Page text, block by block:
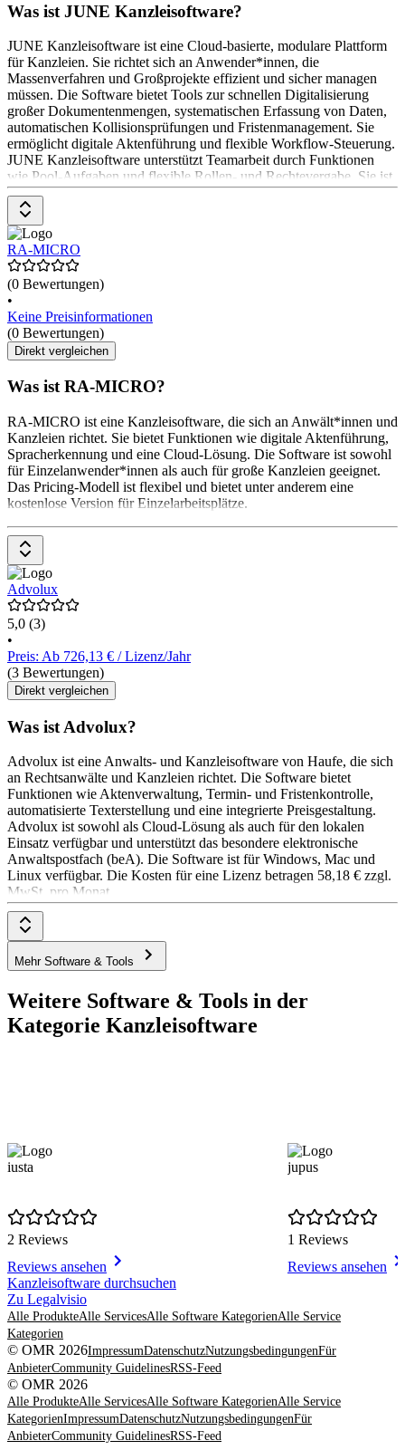
Was ist JUNE Kanzleisoftware?
JUNE Kanzleisoftware ist eine Cloud-basierte, modulare Plattform
für Kanzleien. Sie richtet sich an Anwender*innen, die
Massenverfahren und Großprojekte effizient und sicher managen
müssen. Die Software bietet Tools zur schnellen Digitalisierung
großer Dokumentenmengen, systematischen Erfassung von Daten,
automatischen Kollisionsprüfungen und Fristenmanagement. Sie
ermöglicht digitale Aktenführung und flexible Workflow-Steuerung.
JUNE Kanzleisoftware unterstützt Teamarbeit durch Funktionen
wie Pool-Aufgaben und flexible Rollen- und Rechtevergabe. Sie ist
auf jedem Endgerät nutzbar und kann mit anderen Software-
Lösungen verbunden werden. Die Preisgestaltung ist auf Anfrage
erhältlich.
RA-MICRO
(0 Bewertungen)
•
Keine Preisinformationen
(0 Bewertungen)
Direkt vergleichen
Was ist RA-MICRO?
RA-MICRO ist eine Kanzleisoftware, die sich an Anwält*innen und
Kanzleien richtet. Sie bietet Funktionen wie digitale Aktenführung,
Spracherkennung und eine Cloud-Lösung. Die Software ist sowohl
für Einzelanwender*innen als auch für große Kanzleien geeignet.
Das Pricing-Modell ist flexibel und bietet unter anderem eine
kostenlose Version für Einzelarbeitsplätze.
Advolux
5,0 (3)
•
Preis: Ab 726,13 € / Lizenz/Jahr
(3 Bewertungen)
Direkt vergleichen
Was ist Advolux?
Advolux ist eine Anwalts- und Kanzleisoftware von Haufe, die sich
an Rechtsanwälte und Kanzleien richtet. Die Software bietet
Funktionen wie Aktenverwaltung, Termin- und Fristenkontrolle,
automatisierte Texterstellung und eine integrierte Preisgestaltung.
Advolux ist sowohl als Cloud-Lösung als auch für den lokalen
Einsatz verfügbar und unterstützt das besondere elektronische
Anwaltspostfach (beA). Die Software ist für Windows, Mac und
Linux verfügbar. Die Kosten für eine Lizenz betragen 58,18 € zzgl.
MwSt. pro Monat.
Mehr Software & Tools
Weitere Software & Tools in der
Kategorie Kanzleisoftware
iusta
2 Reviews
Reviews ansehen
jupus
1 Reviews
Reviews ansehen
Item
1
of
8
Kanzleisoftware durchsuchen
Zu Legalvisio
Alle ProdukteAlle ServicesAlle Software KategorienAlle Service
Kategorien
© OMR 2026ImpressumDatenschutzNutzungsbedingungenFür
AnbieterCommunity GuidelinesRSS-Feed
© OMR 2026
Alle ProdukteAlle ServicesAlle Software KategorienAlle Service
KategorienImpressumDatenschutzNutzungsbedingungenFür
AnbieterCommunity GuidelinesRSS-Feed